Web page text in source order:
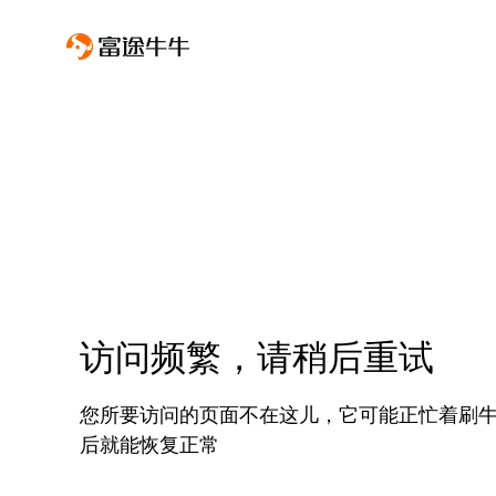
访问频繁，请稍后重试
您所要访问的页面不在这儿，它可能正忙着刷
后就能恢复正常